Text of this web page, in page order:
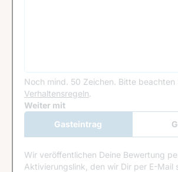
Noch mind. 50 Zeichen. Bitte beachten
Verhaltensregeln.
Google Recaptcha
Weiter mit
Gasteintrag
Wir veröffentlichen Deine Bewertung
Aktivierungslink, den wir Dir per E-Mail